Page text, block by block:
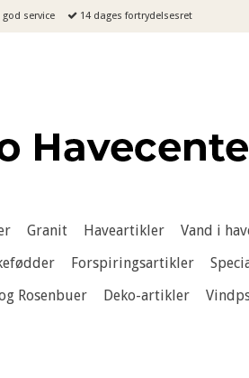
service 14 dages fortrydelsesret
Granit Haveartikler Vand i
Forspiringsartikler
Rosenbuer Deko-artikler